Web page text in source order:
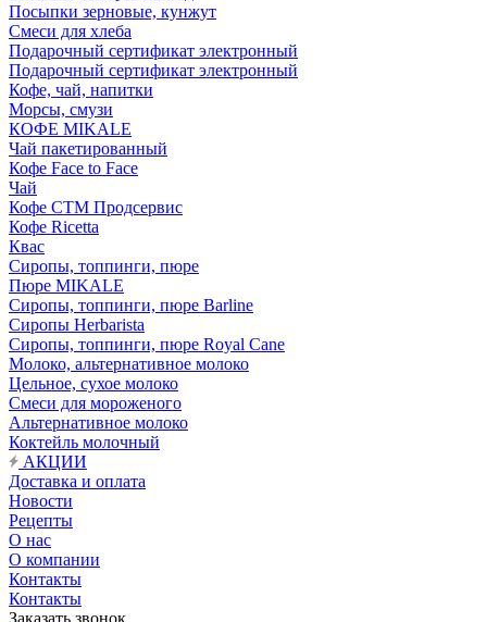
Посыпки зерновые, кунжут
Смеси для хлеба
Подарочный сертификат электронный
Подарочный сертификат электронный
Кофе, чай, напитки
Морсы, смузи
КОФЕ MIKALE
Чай пакетированный
Кофе Face to Face
Чай
Кофе СТМ Продсервис
Кофе Ricetta
Квас
Сиропы, топпинги, пюре
Пюре MIKALE
Сиропы, топпинги, пюре Barline
Сиропы Herbarista
Сиропы, топпинги, пюре Royal Cane
Молоко, альтернативное молоко
Цельное, сухое молоко
Смеси для мороженого
Альтернативное молоко
Коктейль молочный
АКЦИИ
Доставка и оплата
Новости
Рецепты
О нас
О компании
Контакты
Контакты
Заказать звонок